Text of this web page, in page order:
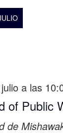
of Public
a las
de